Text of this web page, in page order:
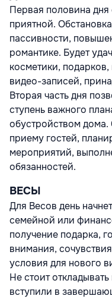
Первая половина дня
приятной.
пассивности,
романтике. Будет
косметики,
видео-записей,
Вторая часть дня
ступень важного
обустройством дома.
приему гостей,
мероприятий,
обязанностей.
ВЕСЫ
Для Весов день
семейной или
получение подарка,
внимания,
условия для нового
Не стоит
вступили в